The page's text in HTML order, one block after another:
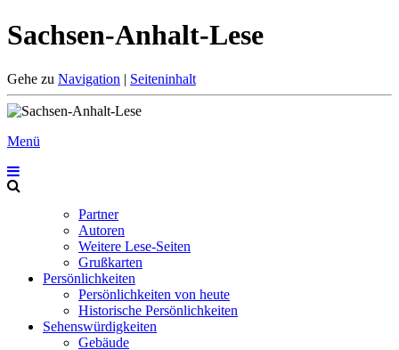
Sachsen-Anhalt-Lese
Gehe zu Navigation | Seiteninhalt
Menü
Partner
Autoren
Weitere Lese-Seiten
Grußkarten
Persönlichkeiten
Persönlichkeiten von heute
Historische Persönlichkeiten
Sehenswürdigkeiten
Gebäude